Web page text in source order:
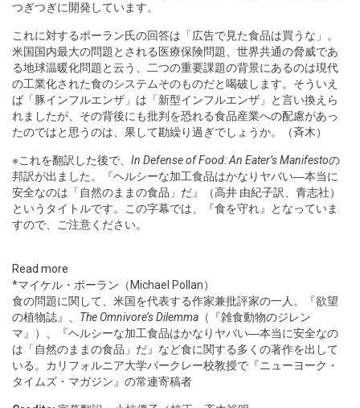
つぎつぎに開発しています。
これに対するポーラン氏の回答は「広告で見た食品は買うな」。
米国国内最大の問題とされる医療保険問題、世界共通の脅威であ
る地球温暖化問題と云う、二つの重要課題の背景にあるのは現代
の工業化された食のシステムそのものだと喝破します。そういえ
ば「豚インフルエンザ」は「新型インフルエンザ」と言い換えら
れましたが、その背後にも批判を恐れる食品産業への配慮があっ
たのではと思うのは、果して勘繰り過ぎでしょうか。（斉木）
※これを翻訳した後で、 In Defense of Food: An Eater’s Manifestoの
邦訳が出ました。『ヘルシーな加工食品はかなりヤバい―本当に
安全なのは「自然のままの食品」だ』（高井 由紀子訳、青志社）
というタイトルです。この字幕では、『食を守れ』となっていま
すので、ご注意ください。
Read more
*マイケル・ポーラン（Michael Pollan）
食の問題に関して、米国を代表する作家兼批評家の一人。『欲望
の植物誌』、 The Omnivore’s Dilemma （『雑食動物のジレン
マ』）、『ヘルシーな加工食品はかなりヤバい―本当に安全なの
は「自然のままの食品」だ』など食に関する多くの著作を出して
いる。カリフォルニア大学バークレー校教授で『ニューヨーク・
タイムズ・マガジン』の常連寄稿者